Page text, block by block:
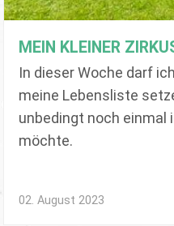
MEIN KLEINER
In dieser Woche darf
meine Lebensliste
unbedingt noch einmal
möchte.
02. August 2023